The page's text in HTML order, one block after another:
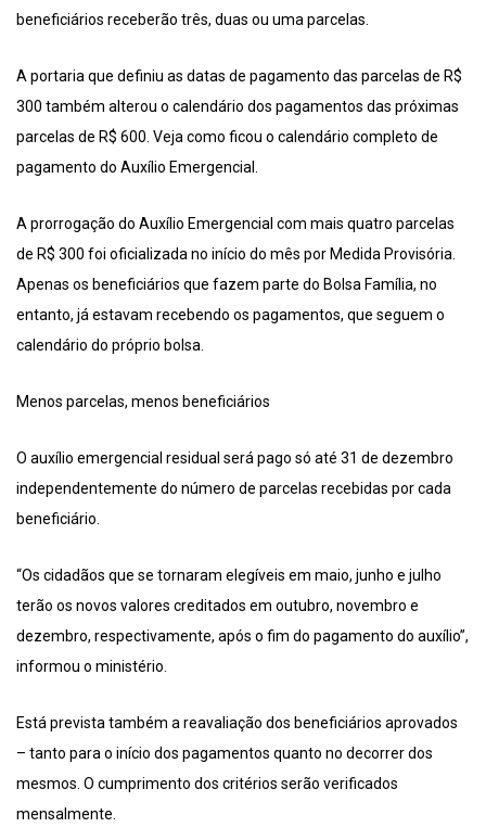
beneficiários receberão três, duas ou uma parcelas.
A portaria que definiu as datas de pagamento das parcelas de R$
300 também alterou o calendário dos pagamentos das próximas
parcelas de R$ 600. Veja como ficou o calendário completo de
pagamento do Auxílio Emergencial.
A prorrogação do Auxílio Emergencial com mais quatro parcelas
de R$ 300 foi oficializada no início do mês por Medida Provisória.
Apenas os beneficiários que fazem parte do Bolsa Família, no
entanto, já estavam recebendo os pagamentos, que seguem o
calendário do próprio bolsa.
Menos parcelas, menos beneficiários
O auxílio emergencial residual será pago só até 31 de dezembro
independentemente do número de parcelas recebidas por cada
beneficiário.
“Os cidadãos que se tornaram elegíveis em maio, junho e julho
terão os novos valores creditados em outubro, novembro e
dezembro, respectivamente, após o fim do pagamento do auxílio”,
informou o ministério.
Está prevista também a reavaliação dos beneficiários aprovados
– tanto para o início dos pagamentos quanto no decorrer dos
mesmos. O cumprimento dos critérios serão verificados
mensalmente.